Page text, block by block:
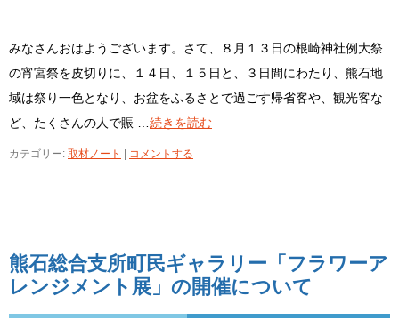
みなさんおはようございます。さて、８月１３日の根崎神社例大祭
の宵宮祭を皮切りに、１４日、１５日と、３日間にわたり、熊石地
域は祭り一色となり、お盆をふるさとで過ごす帰省客や、観光客な
ど、たくさんの人で賑 … 続きを読む
カテゴリー: 取材ノート コメントする
熊石総合支所町民ギャラリー「フラワーア
レンジメント展」の開催について